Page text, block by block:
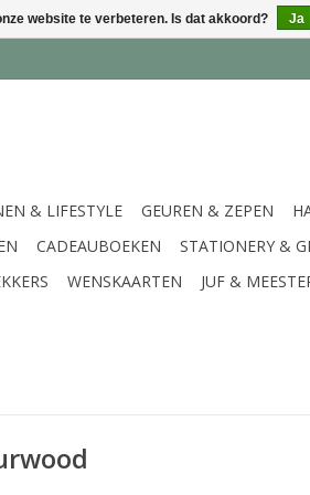
& LIFESTYLE GEUREN & ZEPEN
CADEAUBOEKEN STATIONERY &
WENSKAARTEN JUF &
website te verbeteren. Is dat akkoord? Ja